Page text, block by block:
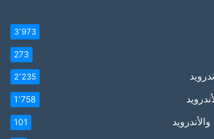
3٬973
273
2٬235
1٬758
101